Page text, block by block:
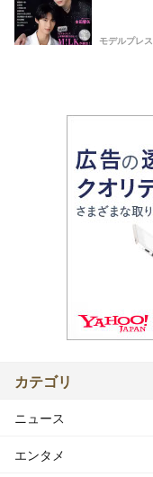
モデルプレス
カテゴリ
ニュース
エンタメ